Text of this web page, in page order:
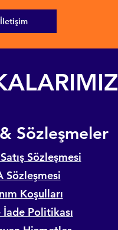
İletişim
Sözleşmeler
Sözleşmesi
Sözleşmesi
Koşulları
Politikası